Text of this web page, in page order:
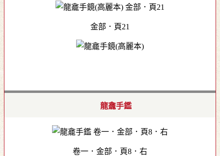
金部．頁21
龍龕手鑑
卷一．金部．頁8．右